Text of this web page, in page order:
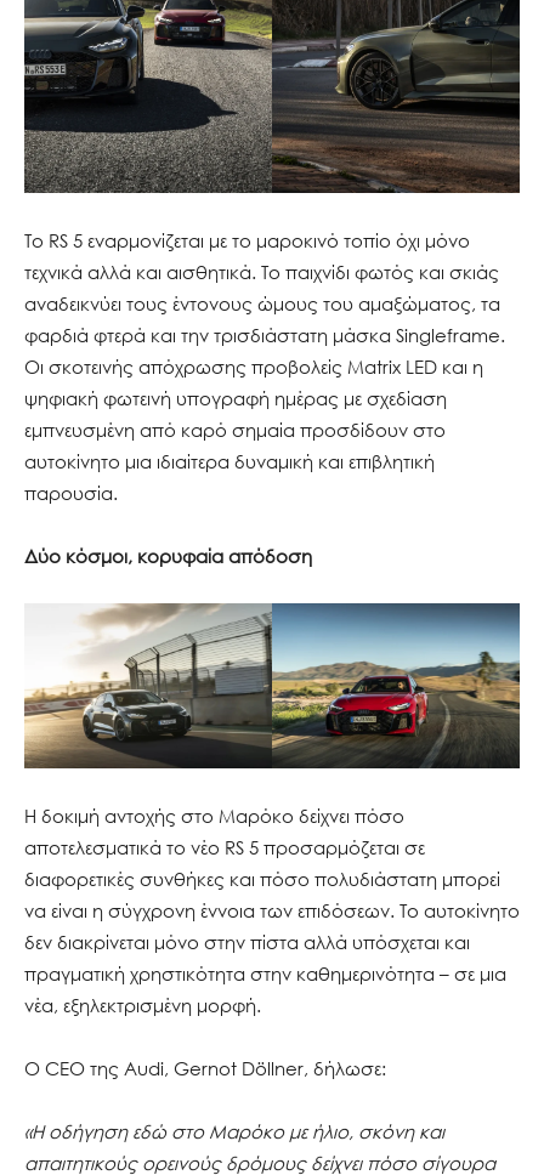
Το RS 5 εναρμονίζεται με το μαροκινό τοπίο όχι μόνο
τεχνικά αλλά και αισθητικά. Το παιχνίδι φωτός και σκιάς
αναδεικνύει τους έντονους ώμους του αμαξώματος, τα
φαρδιά φτερά και την τρισδιάστατη μάσκα Singleframe.
Οι σκοτεινής απόχρωσης προβολείς Matrix LED και η
ψηφιακή φωτεινή υπογραφή ημέρας με σχεδίαση
εμπνευσμένη από καρό σημαία προσδίδουν στο
αυτοκίνητο μια ιδιαίτερα δυναμική και επιβλητική
παρουσία.
Δύο κόσμοι, κορυφαία απόδοση
Η δοκιμή αντοχής στο Μαρόκο δείχνει πόσο
αποτελεσματικά το νέο RS 5 προσαρμόζεται σε
διαφορετικές συνθήκες και πόσο πολυδιάστατη μπορεί
να είναι η σύγχρονη έννοια των επιδόσεων. Το αυτοκίνητο
δεν διακρίνεται μόνο στην πίστα αλλά υπόσχεται και
πραγματική χρηστικότητα στην καθημερινότητα – σε μια
νέα, εξηλεκτρισμένη μορφή.
Ο CEO της Audi, Gernot Döllner, δήλωσε:
«Η οδήγηση εδώ στο Μαρόκο με ήλιο, σκόνη και
απαιτητικούς ορεινούς δρόμους δείχνει πόσο σίγουρα